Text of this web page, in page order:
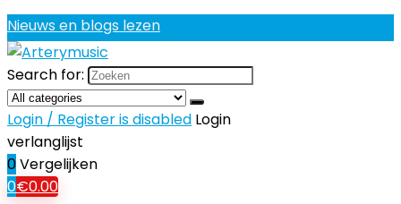
Nieuws en blogs lezen
Search for:
Login / Register is disabled Login
verlanglijst
0Vergelijken
0€0.00